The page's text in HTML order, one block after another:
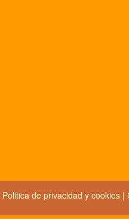
Politica de privacidad y cookies |